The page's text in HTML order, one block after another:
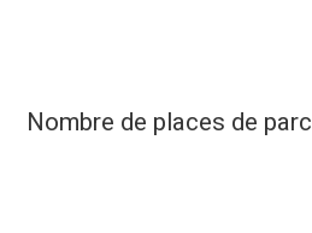
Nombre de places de parc